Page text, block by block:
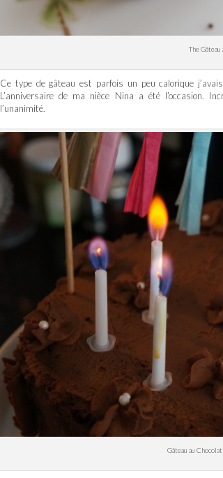
The Gâteau
Ce type de gâteau est parfois un peu calorique
L’anniversaire de ma nièce Nina a été l’occasion.
l’unanimité.
Gâteau au